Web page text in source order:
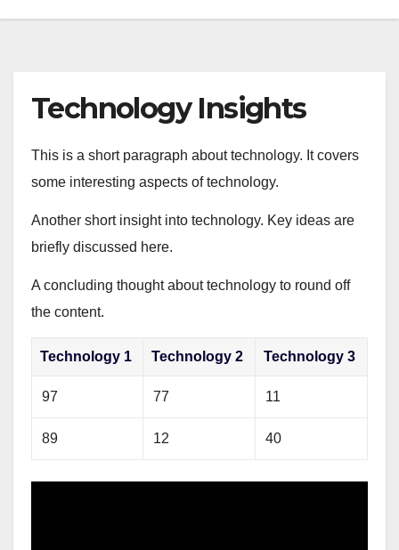
Technology Insights
This is a short paragraph about technology. It covers
some interesting aspects of technology.
Another short insight into technology. Key ideas are
briefly discussed here.
A concluding thought about technology to round off
the content.
Technology 1 Technology 2 Technology 3
97 77 11
89 12 40